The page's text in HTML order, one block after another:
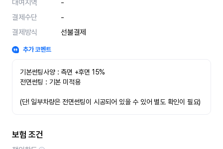
대여지역
-
결제수단
-
결제방식
선불결제
추가 코멘트
기본썬팅사양 : 측면 +후면 15%
전면썬팅 : 기본 미적용
(단! 일부차량은 전면썬팅이 시공되어 있을 수 있어 별도 확인이 필요)
보험 조건